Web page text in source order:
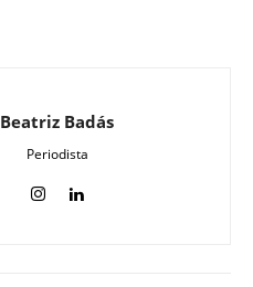
Beatriz Badás
Periodista